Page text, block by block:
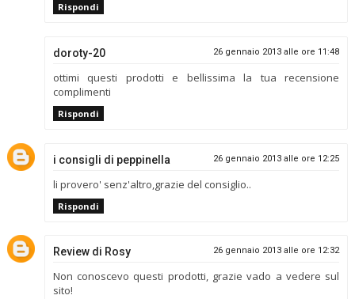
Rispondi
doroty-20 26 gennaio 2013 alle ore 11:48
ottimi questi prodotti e bellissima la tua recensione
complimenti
Rispondi
i consigli di peppinella 26 gennaio 2013 alle ore 12:25
li provero' senz'altro,grazie del consiglio..
Rispondi
Review di Rosy 26 gennaio 2013 alle ore 12:32
Non conoscevo questi prodotti, grazie vado a vedere sul
sito!